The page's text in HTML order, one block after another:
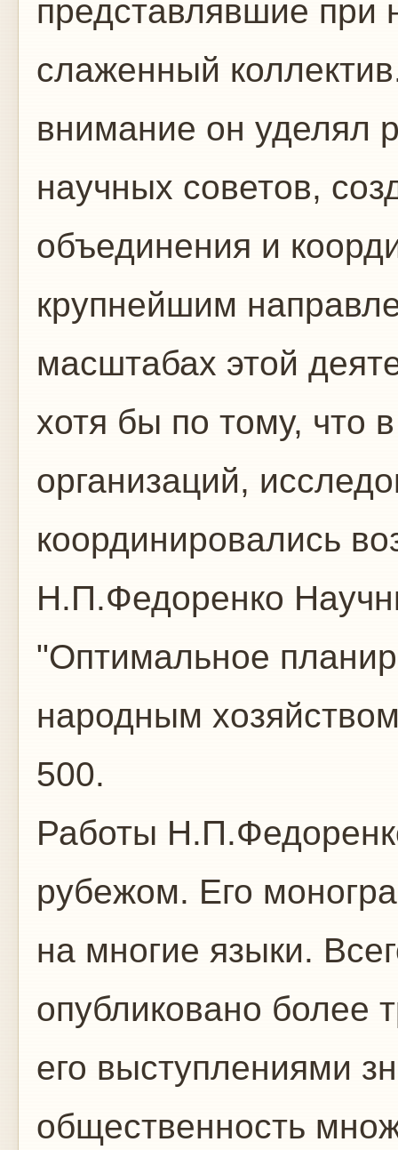
представлявшие при
слаженный
внимание он уделял
научных советов,
объединения и
крупнейшим
масштабах этой
хотя бы по тому, что
организаций,
координировались
Н.П.Федоренко
"Оптимальное
народным
500.
Работы
рубежом. Его
на многие языки.
опубликовано более
его выступлениями
общественность